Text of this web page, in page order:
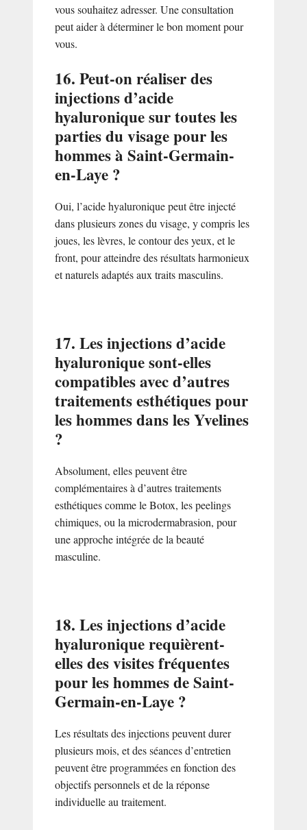
vous souhaitez adresser. Une consultation
peut aider à déterminer le bon moment pour
vous.
16. Peut-on réaliser des
injections d’acide
hyaluronique sur toutes les
parties du visage pour les
hommes à Saint-Germain-
en-Laye ?
Oui, l’acide hyaluronique peut être injecté
dans plusieurs zones du visage, y compris les
joues, les lèvres, le contour des yeux, et le
front, pour atteindre des résultats harmonieux
et naturels adaptés aux traits masculins.
17. Les injections d’acide
hyaluronique sont-elles
compatibles avec d’autres
traitements esthétiques pour
les hommes dans les Yvelines
?
Absolument, elles peuvent être
complémentaires à d’autres traitements
esthétiques comme le Botox, les peelings
chimiques, ou la microdermabrasion, pour
une approche intégrée de la beauté
masculine.
18. Les injections d’acide
hyaluronique requièrent-
elles des visites fréquentes
pour les hommes de Saint-
Germain-en-Laye ?
Les résultats des injections peuvent durer
plusieurs mois, et des séances d’entretien
peuvent être programmées en fonction des
objectifs personnels et de la réponse
individuelle au traitement.